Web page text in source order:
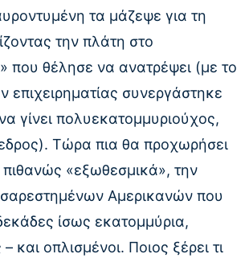
τα μάζεψε για τη
την πλάτη στο
που θέλησε να ανατρέψει (με το
επιχειρηματίας συνεργάστηκε
γίνει πολυεκατομμυριούχος,
Τώρα πια θα προχωρήσει
πιθανώς «εξωθεσμικά», την
Αμερικανών που
ίσως εκατομμύρια,
και οπλισμένοι. Ποιος ξέρει τι